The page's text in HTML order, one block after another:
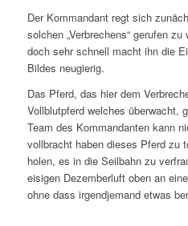
Der Kommandant regt sich
solchen „Verbrechens“ gerufen
doch sehr schnell macht ihn die
Bildes neugierig.
Das Pferd, das hier dem
Vollblutpferd welches überwacht,
Team des Kommandanten kann
vollbracht haben dieses Pferd zu
holen, es in die Seilbahn zu
eisigen Dezemberluft oben an
ohne dass irgendjemand etwas